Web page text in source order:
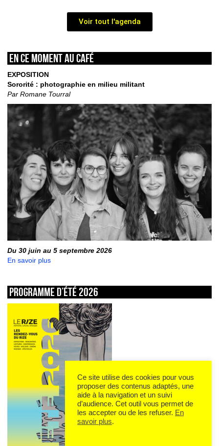
Voir tout l'agenda
En ce moment au café
EXPOSITION
Sororité : photographie en milieu militant
Par Romane Tourral
Du 30 juin au 5 septembre 2026
En savoir plus
Programme d’été 2026
Ce site utilise des cookies pour vous
proposer des contenus adaptés, une
aide à la navigation et un suivi
d’audience. Cet outil vous permet de
les accepter ou de les refuser. En
savoir plus.